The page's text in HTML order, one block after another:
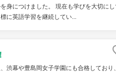
身につけました。 現在も学びを大切にし
に英語学習を継続してい...
渋幕や豊島岡女子学園にも合格しており